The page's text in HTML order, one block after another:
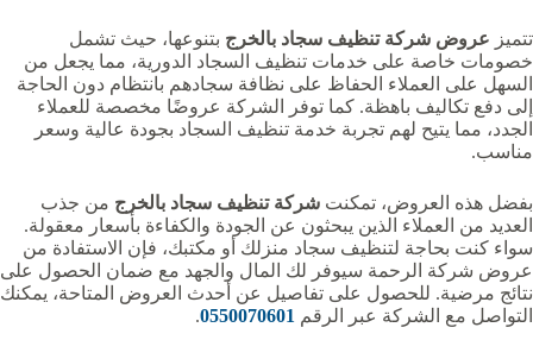
تتميز عروض شركة تنظيف سجاد بالخرج بتنوعها، حيث تشمل
خصومات خاصة على خدمات تنظيف السجاد الدورية، مما يجعل من
السهل على العملاء الحفاظ على نظافة سجادهم بانتظام دون الحاجة
إلى دفع تكاليف باهظة. كما توفر الشركة عروضًا مخصصة للعملاء
الجدد، مما يتيح لهم تجربة خدمة تنظيف السجاد بجودة عالية وسعر
مناسب.
بفضل هذه العروض، تمكنت شركة تنظيف سجاد بالخرج من جذب
العديد من العملاء الذين يبحثون عن الجودة والكفاءة بأسعار معقولة.
سواء كنت بحاجة لتنظيف سجاد منزلك أو مكتبك، فإن الاستفادة من
عروض شركة الرحمة سيوفر لك المال والجهد مع ضمان الحصول على
نتائج مرضية. للحصول على تفاصيل عن أحدث العروض المتاحة، يمكنك
التواصل مع الشركة عبر الرقم 0550070601
.